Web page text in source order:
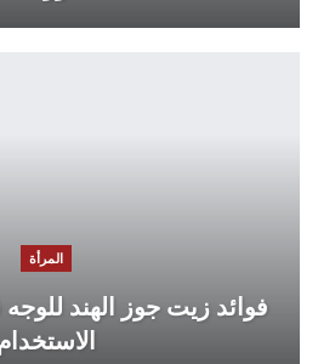
المرأة
فوائد زيت جوز الهند